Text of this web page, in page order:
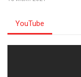
YouTube